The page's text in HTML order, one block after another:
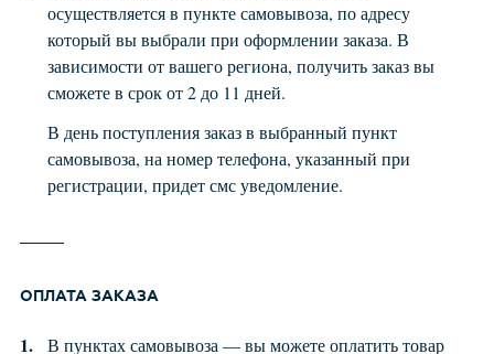
осуществляется в пункте самовывоза, по адресу
который вы выбрали при оформлении заказа. В
зависимости от вашего региона, получить заказ вы
сможете в срок от 2 до 11 дней.
В день поступления заказ в выбранный пункт
самовывоза, на номер телефона, указанный при
регистрации, придет смс уведомление.
ОПЛАТА ЗАКАЗА
В пунктах самовывоза — вы можете оплатить товар